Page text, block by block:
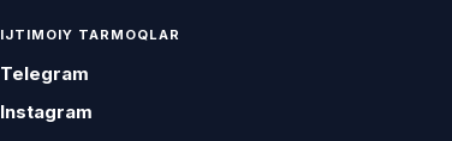
IJTIMOIY TARMOQLAR
Telegram
Instagram